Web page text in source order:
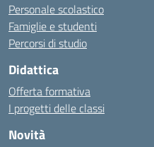
Personale scolastico
Famiglie e studenti
Percorsi di studio
Didattica
Offerta formativa
I progetti delle classi
Novità